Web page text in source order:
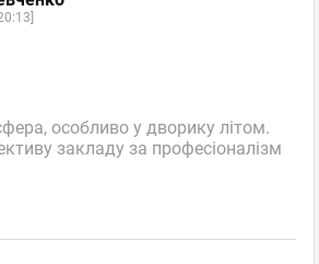
особливо у дворику літом.
закладу за професіоналізм